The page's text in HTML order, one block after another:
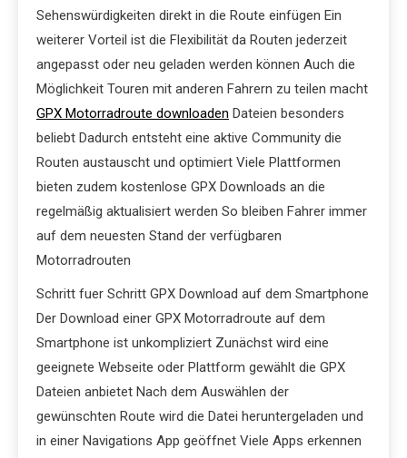
Sehenswürdigkeiten direkt in die Route einfügen Ein
weiterer Vorteil ist die Flexibilität da Routen jederzeit
angepasst oder neu geladen werden können Auch die
Möglichkeit Touren mit anderen Fahrern zu teilen macht
GPX Motorradroute downloaden Dateien besonders
beliebt Dadurch entsteht eine aktive Community die
Routen austauscht und optimiert Viele Plattformen
bieten zudem kostenlose GPX Downloads an die
regelmäßig aktualisiert werden So bleiben Fahrer immer
auf dem neuesten Stand der verfügbaren
Motorradrouten
Schritt fuer Schritt GPX Download auf dem Smartphone
Der Download einer GPX Motorradroute auf dem
Smartphone ist unkompliziert Zunächst wird eine
geeignete Webseite oder Plattform gewählt die GPX
Dateien anbietet Nach dem Auswählen der
gewünschten Route wird die Datei heruntergeladen und
in einer Navigations App geöffnet Viele Apps erkennen